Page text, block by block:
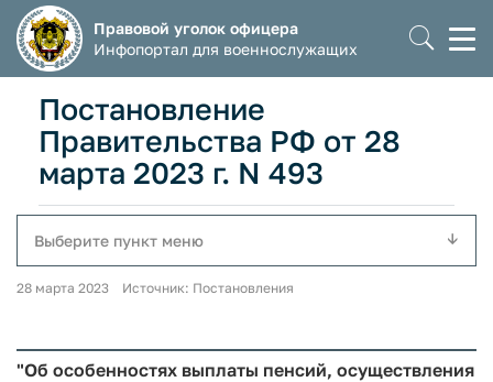
Правовой уголок офицера
Инфопортал для военнослужащих
Постановление
Правительства РФ от 28
марта 2023 г. N 493
Выберите пункт меню
28 марта 2023 Источник: Постановления
"Об особенностях выплаты пенсий, осуществления